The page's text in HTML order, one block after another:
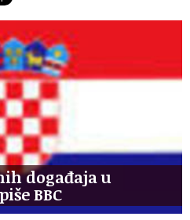
događaja u
BBC